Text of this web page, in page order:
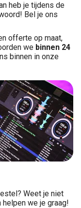
heb je tijdens de
Bel je ons
offerte op maat,
we binnen 24
binnen in onze
Weet je niet
we je graag!